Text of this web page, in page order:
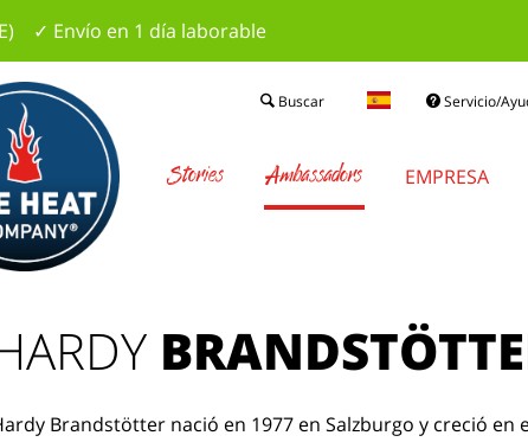
✓ Envío en 1 día laborable
Servicio/
Buscar
Stories Ambassadors EMPRESA
Brandstötter nació en 1977 en Salzburgo y creció en